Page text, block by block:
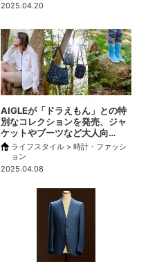
2025.04.20
AIGLEが「ドラえもん」との特
別なコレクションを発売、ジャ
ケットやブーツなど大人向…
ライフスタイル > 時計・ファッシ
ョン
2025.04.08